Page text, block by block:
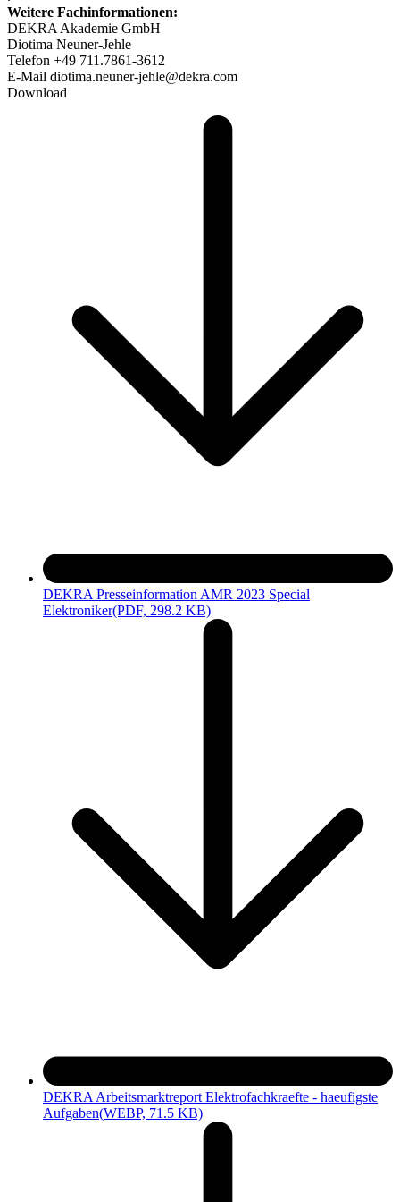
Weitere Fachinformationen:
DEKRA Akademie GmbH
Diotima Neuner-Jehle
Telefon +49 711.7861-3612
E-Mail diotima.neuner-jehle@dekra.com
Download
DEKRA Presseinformation AMR 2023 Special
Elektroniker(PDF, 298.2 KB)
DEKRA Arbeitsmarktreport Elektrofachkraefte - haeufigste
Aufgaben(WEBP, 71.5 KB)